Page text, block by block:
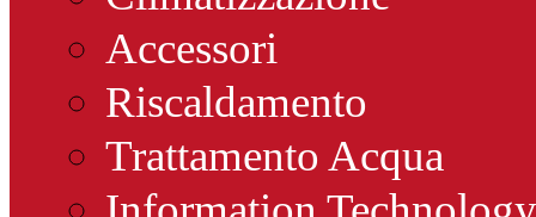
Accessori
Riscaldamento
Trattamento Acqua